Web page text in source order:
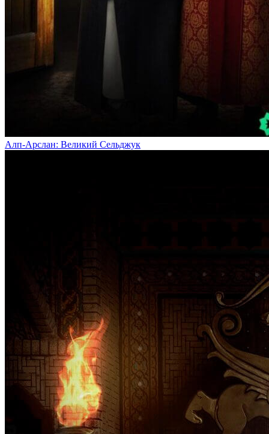
Алп-Арслан: Великий Сельджук